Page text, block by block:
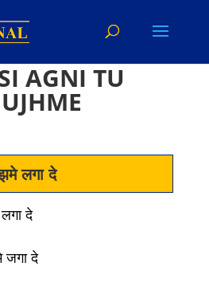
AGNI TU
लगा दे
दे
जगा दे